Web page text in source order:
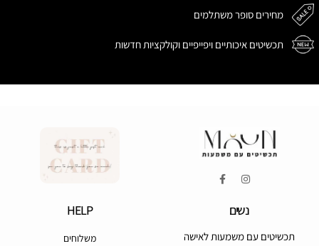
מחירים סופר משתלמים
תכשיטים איכותיים ויפייפיים וקולקציות חדשות
נשים
תכשיטים עם משמעות לאישה
HELP
משלוחים